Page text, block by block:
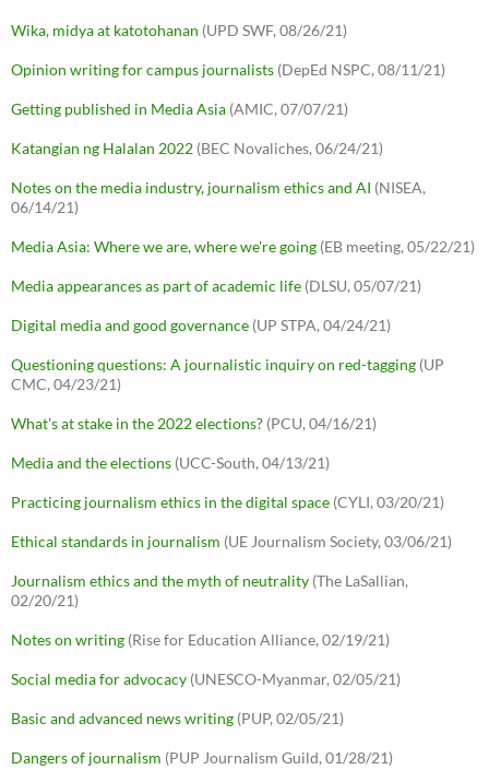
Wika, midya at katotohanan (UPD SWF, 08/26/21)
Opinion writing for campus journalists (DepEd NSPC, 08/11/21)
Getting published in Media Asia (AMIC, 07/07/21)
Katangian ng Halalan 2022 (BEC Novaliches, 06/24/21)
Notes on the media industry, journalism ethics and AI (NISEA,
06/14/21)
Media Asia: Where we are, where we're going (EB meeting, 05/22/21)
Media appearances as part of academic life (DLSU, 05/07/21)
Digital media and good governance (UP STPA, 04/24/21)
Questioning questions: A journalistic inquiry on red-tagging (UP
CMC, 04/23/21)
What's at stake in the 2022 elections? (PCU, 04/16/21)
Media and the elections (UCC-South, 04/13/21)
Practicing journalism ethics in the digital space (CYLI, 03/20/21)
Ethical standards in journalism (UE Journalism Society, 03/06/21)
Journalism ethics and the myth of neutrality (The LaSallian,
02/20/21)
Notes on writing (Rise for Education Alliance, 02/19/21)
Social media for advocacy (UNESCO-Myanmar, 02/05/21)
Basic and advanced news writing (PUP, 02/05/21)
Dangers of journalism (PUP Journalism Guild, 01/28/21)